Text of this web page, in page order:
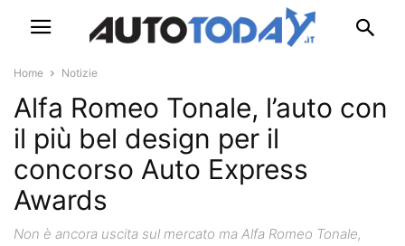
Home Notizie
Alfa Romeo Tonale, l’auto con
il più bel design per il
concorso Auto Express
Awards
Non è ancora uscita sul mercato ma Alfa Romeo Tonale,